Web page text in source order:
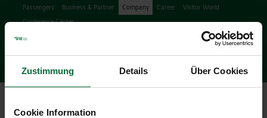
Zustimmung Details Über Cookies
Cookie Information
Passengers Business & Partner Company Career
Visitor World
Conference Center
Search
search
FacebookInstagram
Podcast
X Youtube